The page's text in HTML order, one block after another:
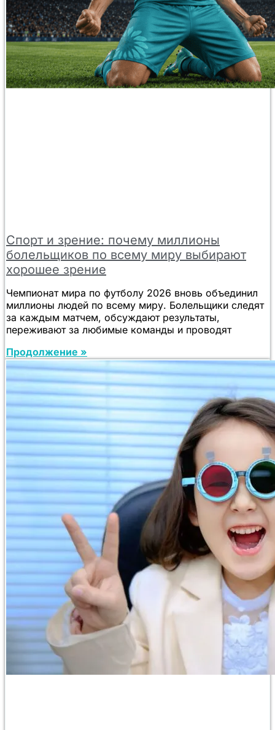
Спорт и зрение: почему миллионы
болельщиков по всему миру выбирают
хорошее зрение
Чемпионат мира по футболу 2026 вновь объединил
миллионы людей по всему миру. Болельщики следят
за каждым матчем, обсуждают результаты,
переживают за любимые команды и проводят
Продолжение »